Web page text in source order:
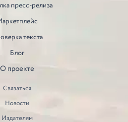
пресс-релиза
текста
Блог
О проекте
Связаться
Новости
Издателям